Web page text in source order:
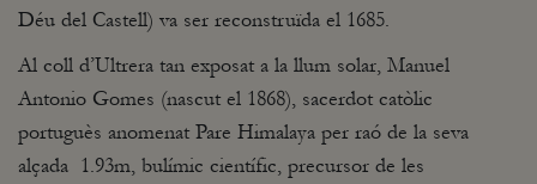
Déu del Castell) va ser reconstruïda el 1685.
Al coll d’Ultrera tan exposat a la llum solar, Manuel
Antonio Gomes (nascut el 1868), sacerdot catòlic
portuguès anomenat Pare Himalaya per raó de la seva
alçada 1.93m, bulímic científic, precursor de les